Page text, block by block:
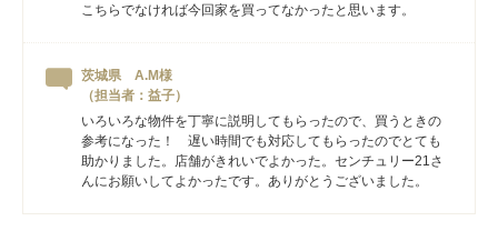
こちらでなければ今回家を買ってなかったと思います。
茨城県 A.M様
（担当者：益子）
いろいろな物件を丁寧に説明してもらったので、買うときの
参考になった！ 遅い時間でも対応してもらったのでとても
助かりました。店舗がきれいでよかった。センチュリー21さ
んにお願いしてよかったです。ありがとうございました。